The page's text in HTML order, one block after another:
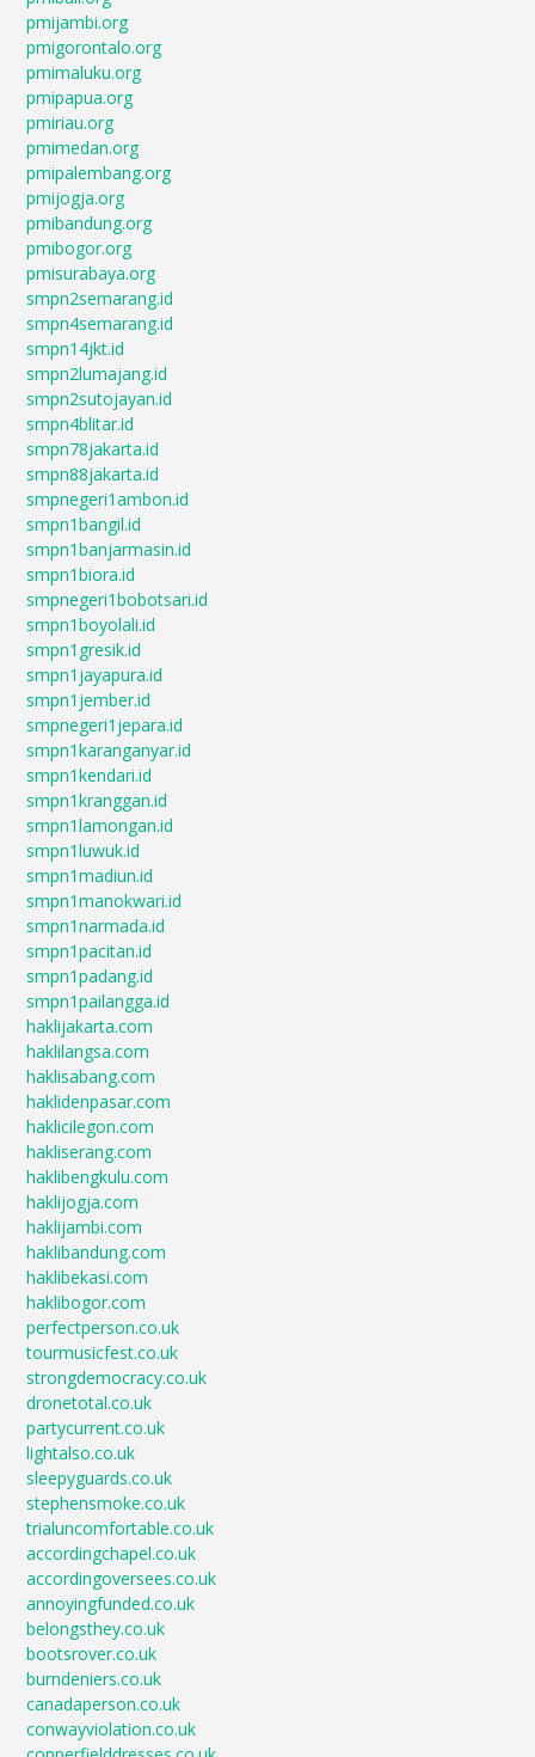
pmijambi.org
pmigorontalo.org
pmimaluku.org
pmipapua.org
pmiriau.org
pmimedan.org
pmipalembang.org
pmijogja.org
pmibandung.org
pmibogor.org
pmisurabaya.org
smpn2semarang.id
smpn4semarang.id
smpn14jkt.id
smpn2lumajang.id
smpn2sutojayan.id
smpn4blitar.id
smpn78jakarta.id
smpn88jakarta.id
smpnegeri1ambon.id
smpn1bangil.id
smpn1banjarmasin.id
smpn1biora.id
smpnegeri1bobotsari.id
smpn1boyolali.id
smpn1gresik.id
smpn1jayapura.id
smpn1jember.id
smpnegeri1jepara.id
smpn1karanganyar.id
smpn1kendari.id
smpn1kranggan.id
smpn1lamongan.id
smpn1luwuk.id
smpn1madiun.id
smpn1manokwari.id
smpn1narmada.id
smpn1pacitan.id
smpn1padang.id
smpn1pailangga.id
haklijakarta.com
haklilangsa.com
haklisabang.com
haklidenpasar.com
haklicilegon.com
hakliserang.com
haklibengkulu.com
haklijogja.com
haklijambi.com
haklibandung.com
haklibekasi.com
haklibogor.com
perfectperson.co.uk
tourmusicfest.co.uk
strongdemocracy.co.uk
dronetotal.co.uk
partycurrent.co.uk
lightalso.co.uk
sleepyguards.co.uk
stephensmoke.co.uk
trialuncomfortable.co.uk
accordingchapel.co.uk
accordingoversees.co.uk
annoyingfunded.co.uk
belongsthey.co.uk
bootsrover.co.uk
burndeniers.co.uk
canadaperson.co.uk
conwayviolation.co.uk